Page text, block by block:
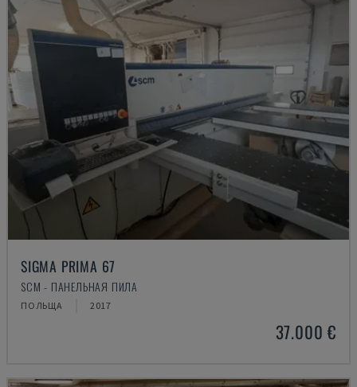
SIGMA PRIMA 67
SCM - ПАНЕЛЬНАЯ ПИЛА
ПОЛЬЩА 2017
37.000 €